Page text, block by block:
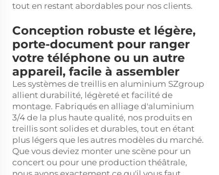
tout en restant abordables pour nos clients.
Conception robuste et légère,
porte-document pour ranger
votre téléphone ou un autre
appareil, facile à assembler
Les systèmes de treillis en aluminium SZgroup
allient durabilité, légèreté et facilité de
montage. Fabriqués en alliage d'aluminium
3/4 de la plus haute qualité, nos produits en
treillis sont solides et durables, tout en étant
plus légers que les autres modèles du marché.
Que vous deviez monter une scène pour un
concert ou pour une production théâtrale,